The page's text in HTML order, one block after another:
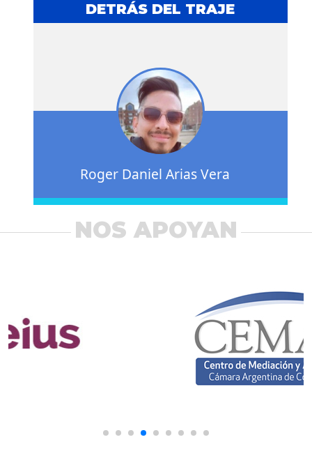
DETRÁS DEL TRAJE
Roger Daniel Arias Vera
NOS APOYAN